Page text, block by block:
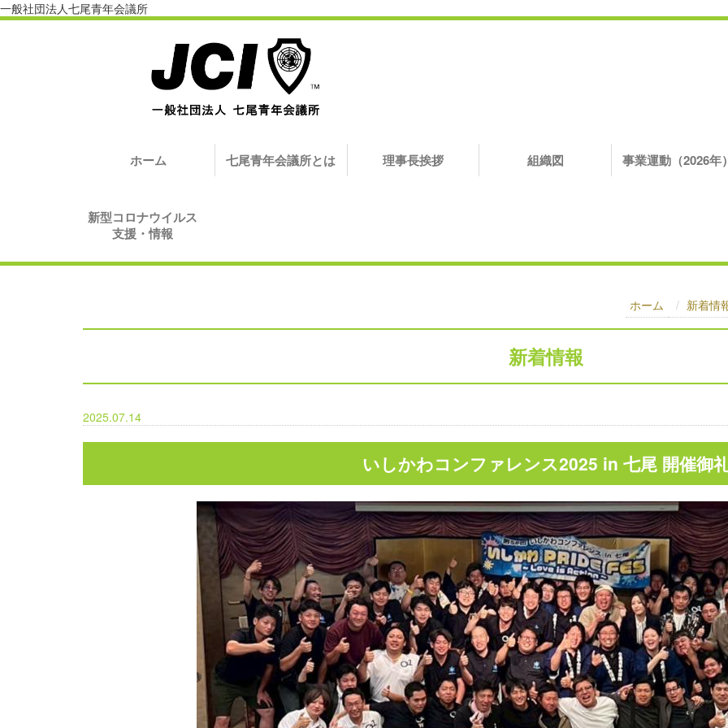
一般社団法人七尾青年会議所
ホーム 七尾青年会議所とは 理事長挨拶 組織図 事業運動（2026年
新型コロナウイルス
支援・情報
ホーム 新着情
新着情報
2025.07.14
いしかわコンファレンス2025 in 七尾 開催御